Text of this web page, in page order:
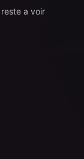
a voir